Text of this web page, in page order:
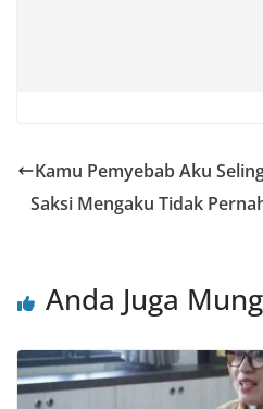
Kamu Pemyebab Aku
Saksi Mengaku Tidak
Anda Juga